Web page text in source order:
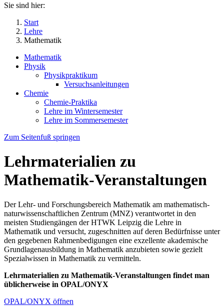
Sie sind hier:
Start
Lehre
Mathematik
Mathematik
Physik
Physikpraktikum
Versuchsanleitungen
Chemie
Chemie-Praktika
Lehre im Wintersemester
Lehre im Sommersemester
Zum Seitenfuß springen
Lehrmaterialien zu
Mathematik-Veranstaltungen
Der Lehr- und Forschungsbereich Mathematik am mathematisch-
naturwissenschaftlichen Zentrum (MNZ) verantwortet in den
meisten Studiengängen der HTWK Leipzig die Lehre in
Mathematik und versucht, zugeschnitten auf deren Bedürfnisse unter
den gegebenen Rahmenbedigungen eine exzellente akademische
Grundlagenausbildung in Mathematik anzubieten sowie gezielt
Spezialwissen in Mathematik zu vermitteln.
Lehrmaterialien zu Mathematik-Veranstaltungen findet man
üblicherweise in OPAL/ONYX
OPAL/ONYX öffnen